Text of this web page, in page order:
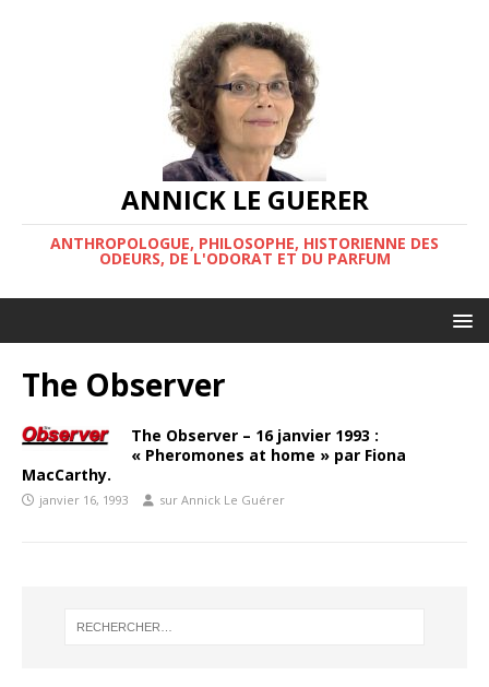
ANNICK LE GUERER
ANTHROPOLOGUE, PHILOSOPHE, HISTORIENNE DES
ODEURS, DE L'ODORAT ET DU PARFUM
The Observer
The Observer – 16 janvier 1993 :
« Pheromones at home » par Fiona
MacCarthy.
janvier 16, 1993 sur Annick Le Guérer